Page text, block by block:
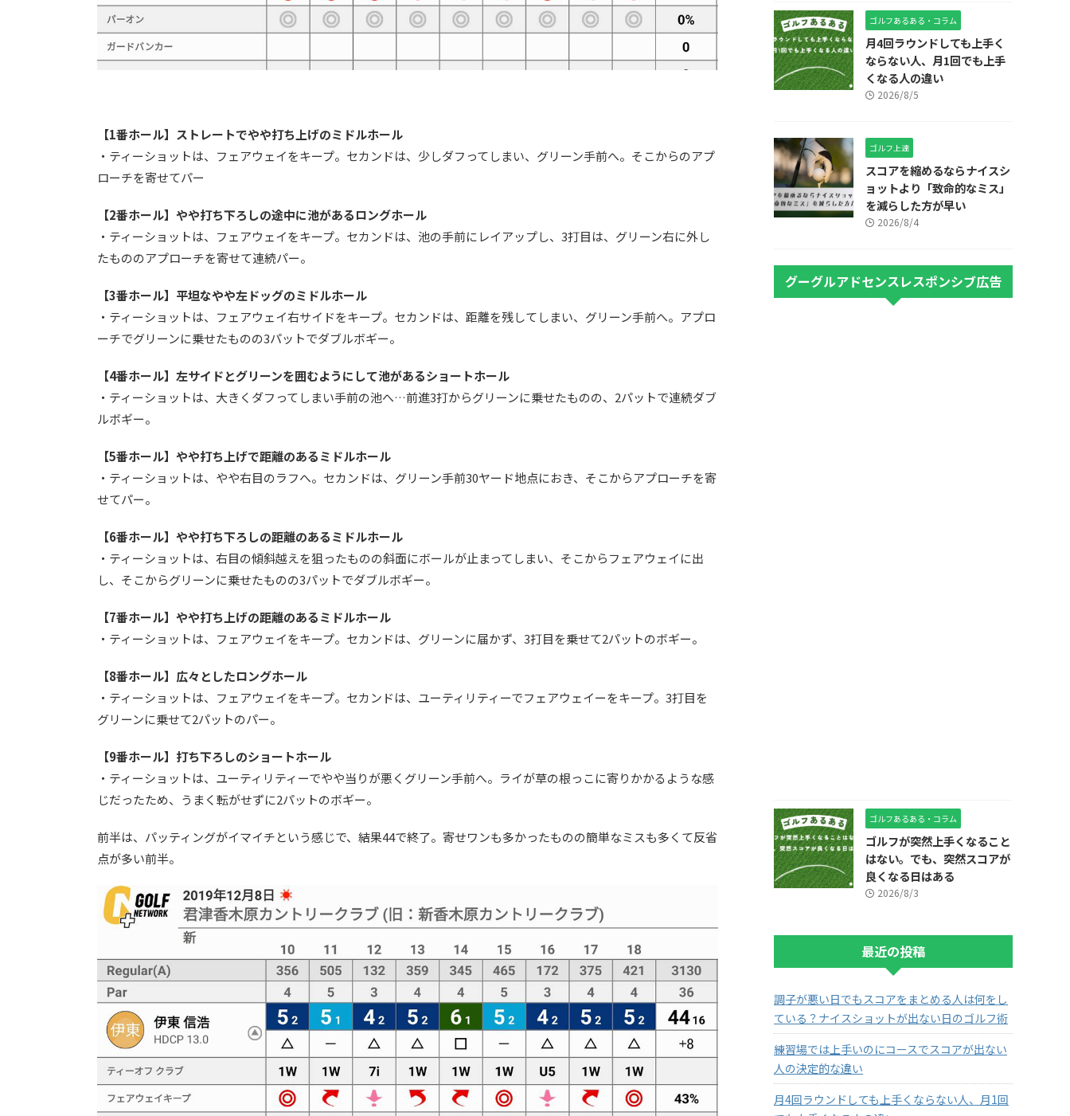
【1番ホール】ストレートでやや打ち上げのミドルホール
・ティーショットは、フェアウェイをキープ。セカンドは、少しダフってしまい、グリーン手前へ。そこからのアプ
ローチを寄せてパー
【2番ホール】やや打ち下ろしの途中に池があるロングホール
・ティーショットは、フェアウェイをキープ。セカンドは、池の手前にレイアップし、3打目は、グリーン右に外し
たもののアプローチを寄せて連続パー。
【3番ホール】平坦なやや左ドッグのミドルホール
・ティーショットは、フェアウェイ右サイドをキープ。セカンドは、距離を残してしまい、グリーン手前へ。アプロ
ーチでグリーンに乗せたものの3パットでダブルボギー。
【4番ホール】左サイドとグリーンを囲むようにして池があるショートホール
・ティーショットは、大きくダフってしまい手前の池へ…前進3打からグリーンに乗せたものの、2パットで連続ダブ
ルボギー。
【5番ホール】やや打ち上げで距離のあるミドルホール
・ティーショットは、やや右目のラフへ。セカンドは、グリーン手前30ヤード地点におき、そこからアプローチを寄
せてパー。
【6番ホール】やや打ち下ろしの距離のあるミドルホール
・ティーショットは、右目の傾斜越えを狙ったものの斜面にボールが止まってしまい、そこからフェアウェイに出
し、そこからグリーンに乗せたものの3パットでダブルボギー。
【7番ホール】やや打ち上げの距離のあるミドルホール
・ティーショットは、フェアウェイをキープ。セカンドは、グリーンに届かず、3打目を乗せて2パットのボギー。
【8番ホール】広々としたロングホール
・ティーショットは、フェアウェイをキープ。セカンドは、ユーティリティーでフェアウェイーをキープ。3打目を
グリーンに乗せて2パットのパー。
【9番ホール】打ち下ろしのショートホール
・ティーショットは、ユーティリティーでやや当りが悪くグリーン手前へ。ライが草の根っこに寄りかかるような感
じだったため、うまく転がせずに2パットのボギー。
前半は、パッティングがイマイチという感じで、結果44で終了。寄せワンも多かったものの簡単なミスも多くて反省
点が多い前半。
ゴルフあるある・コラム
月4回ラウンドしても上手く
ならない人、月1回でも上手
くなる人の違い
2026/8/5
ゴルフ上達
スコアを縮めるならナイスシ
ョットより「致命的なミス」
を減らした方が早い
2026/8/4
グーグルアドセンスレスポンシブ広告
ゴルフあるある・コラム
ゴルフが突然上手くなること
はない。でも、突然スコアが
良くなる日はある
2026/8/3
最近の投稿
調子が悪い日でもスコアをまとめる人は何をし
ている？ナイスショットが出ない日のゴルフ術
練習場では上手いのにコースでスコアが出ない
人の決定的な違い
月4回ラウンドしても上手くならない人、月1回